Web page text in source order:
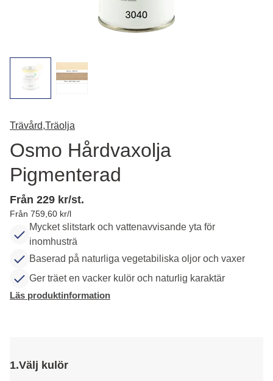
Trävård,Träolja
Osmo Hårdvaxolja
Pigmenterad
Från 229 kr/st.
Från 759,60 kr/l
Mycket slitstark och vattenavvisande yta för
inomhusträ
Baserad på naturliga vegetabiliska oljor och vaxer
Ger träet en vacker kulör och naturlig karaktär
Läs produktinformation
1.Välj kulör